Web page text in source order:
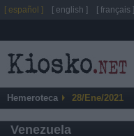
Hemeroteca 28/Ene/2021
Venezuela
[ español ] [ english ] [ français ]